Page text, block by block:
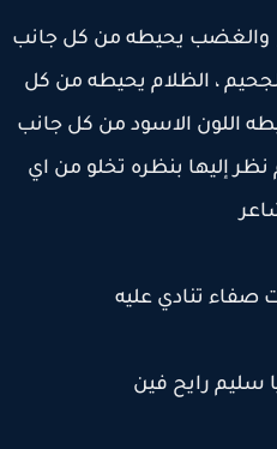
يحيطه من كل جانب
، الظلام يحيطه من كل
الاسود من كل جانب
إليها بنظره تخلو من اي
تنادي عليه
رايح فين